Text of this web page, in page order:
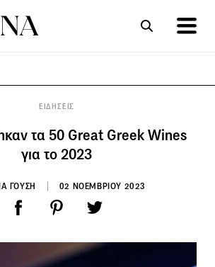
ΕΙΔΗΣΕΙΣ
τα 50 Great Greek Wines
για το 2023
ΓΟΥΣΗ 02 ΝΟΕΜΒΡΙΟΥ 2023